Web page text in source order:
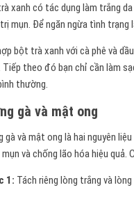
xanh có tác dụng làm trắng
mụn. Để ngăn ngừa tình trạng
bột trà xanh với cà phê và
Tiếp theo đó bạn chỉ cần làm
thường.
gà và mật ong
gà và mật ong là hai nguyên
và chống lão hóa hiệu
1: Tách riêng lòng trắng và